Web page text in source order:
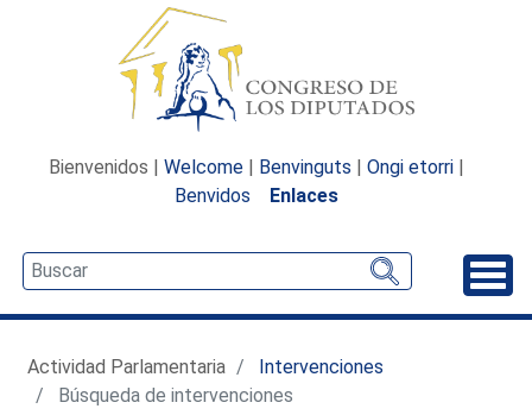
Bienvenidos | Welcome | Benvinguts | Ongi etorri |
Benvidos
Enlaces
Actividad Parlamentaria
Intervenciones
Búsqueda de intervenciones